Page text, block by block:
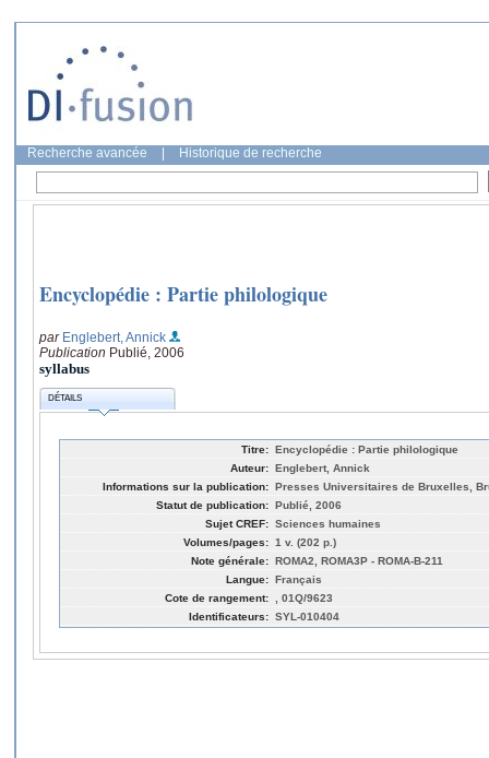
Recherche avancée Historique de recherche
Encyclopédie : Partie philologique
par Englebert, Annick
Publication Publié, 2006
syllabus
DÉTAILS
Titre: Encyclopédie : Partie philologique
Auteur: Englebert, Annick
Informations sur la publication: Presses Universitaires de Bruxelles,
Statut de publication: Publié, 2006
Sujet CREF: Sciences humaines
Volumes/pages: 1 v. (202 p.)
Note générale: ROMA2, ROMA3P - ROMA-B-211
Langue: Français
Cote de rangement:
, 01Q/9623
Identificateurs: SYL-010404